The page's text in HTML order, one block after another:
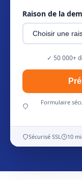
Raison de la
✓ 50 000+
Formulaire
Sécurisé SSL 10